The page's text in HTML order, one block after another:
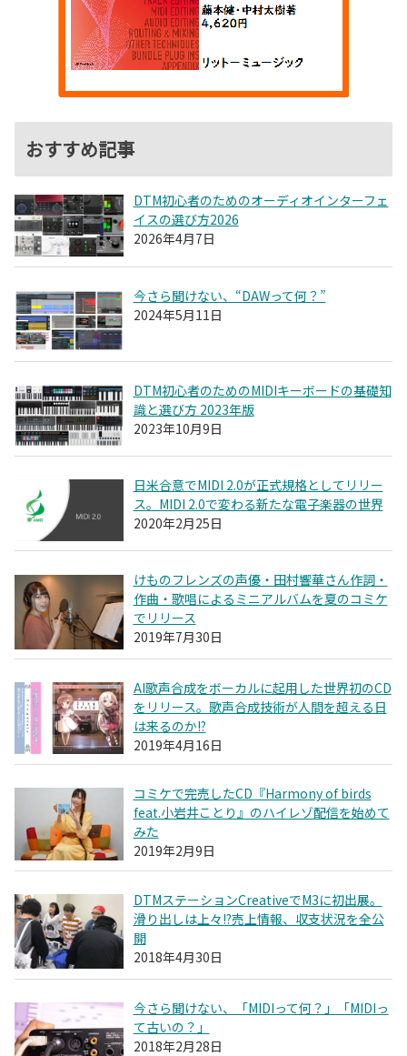
おすすめ記事
DTM初心者のためのオーディオインターフェ
イスの選び方2026
2026年4月7日
今さら聞けない、“DAWって何？”
2024年5月11日
DTM初心者のためのMIDIキーボードの基礎知
識と選び方 2023年版
2023年10月9日
日米合意でMIDI 2.0が正式規格としてリリー
ス。MIDI 2.0で変わる新たな電子楽器の世界
2020年2月25日
けものフレンズの声優・田村響華さん作詞・
作曲・歌唱によるミニアルバムを夏のコミケ
でリリース
2019年7月30日
AI歌声合成をボーカルに起用した世界初のCD
をリリース。歌声合成技術が人間を超える日
は来るのか!?
2019年4月16日
コミケで完売したCD『Harmony of birds
feat.小岩井ことり』のハイレゾ配信を始めて
みた
2019年2月9日
DTMステーションCreativeでM3に初出展。
滑り出しは上々!?売上情報、収支状況を全公
開
2018年4月30日
今さら聞けない、「MIDIって何？」「MIDIっ
て古いの？」
2018年2月28日